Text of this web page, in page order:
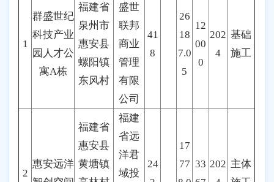
1
群盛世纪
科技产业
园人才公
寓A栋
福建省
泉州市
惠安县
螺阳镇
东风村
盛世
联邦
商业
管理
有限
公司
41
8
26
18
7.0
5
12
00
0
202
4
基础
施工
2
惠安远洋
福建省
惠安县
黄塘镇
福建
省远
洋君
域投
24
17
77 33 202 主体